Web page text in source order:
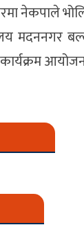
नेकपाले
मदननगर